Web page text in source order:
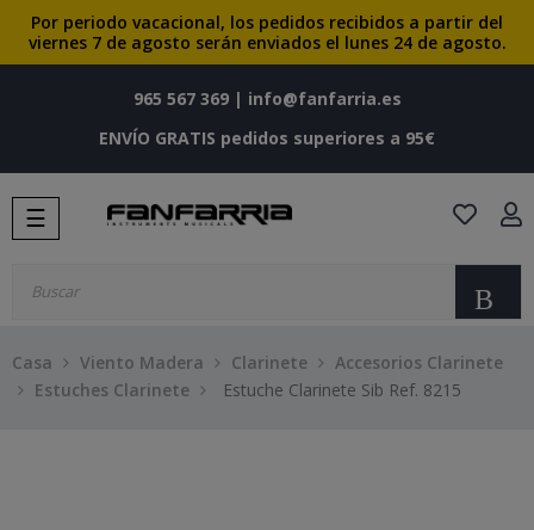
Por periodo vacacional, los pedidos recibidos a partir del
viernes 7 de agosto serán enviados el lunes 24 de agosto.
965 567 369| info@fanfarria.es
ENVÍO GRATIS pedidos superiores a 95€
Navegación
de
☰
Casa Viento Madera Clarinete
Accesorios Clarinete
Estuches Clarinete
Estuche Clarinete Sib Ref. 8215